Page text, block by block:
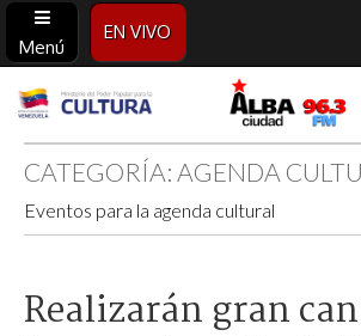
Menú
EN VIVO
Alba
Ciudad
96.3
FM
CATEGORÍA: AGENDA
Eventos para la agenda cultural
Realizarán gran